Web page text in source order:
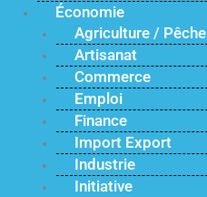
Économie
Agriculture / Pêche
Artisanat
Commerce
Emploi
Finance
Import Export
Industrie
Initiative